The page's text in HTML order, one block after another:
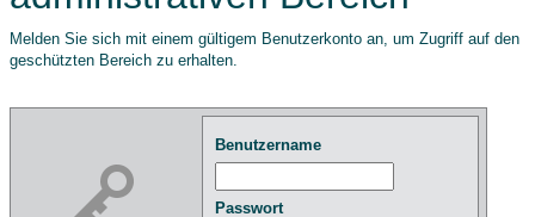
Melden Sie sich mit einem gültigem Benutzerkonto an, um Zugriff auf den
geschützten Bereich zu erhalten.
Benutzername
Passwort